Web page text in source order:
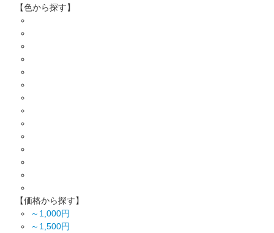
【色から探す】
【価格から探す】
～1,000円
～1,500円